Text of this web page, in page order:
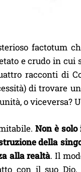
factotum
e crudo in
racconti di
di trovare
o viceversa?
Non è
della
alla realtà. Il
con il suo